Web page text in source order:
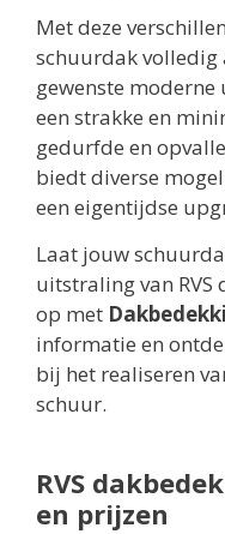
Met deze
schuurdak volledig
gewenste
een strakke en
gedurfde en
biedt diverse
een eigentijdse
Laat jouw
uitstraling van RVS
op met
informatie en
bij het realiseren
schuur.
RVS
en prijzen